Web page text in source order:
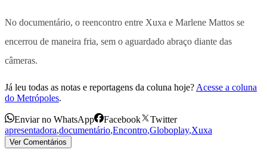
No documentário, o reencontro entre Xuxa e Marlene Mattos se
encerrou de maneira fria, sem o aguardado abraço diante das
câmeras.
Já leu todas as notas e reportagens da coluna hoje? Acesse a coluna
do Metrópoles.
Enviar no WhatsApp Facebook
Twitter
apresentadora,documentário,Encontro,Globoplay,Xuxa
Ver Comentários